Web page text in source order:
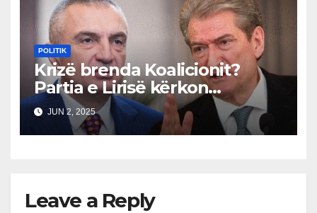
POLITIK
Krizë brenda Koalicionit?
Partia e Lirisë kërkon
rinumërimin e votave në
Kavajë, PD fiton
JUN 2, 2025
Leave a Reply